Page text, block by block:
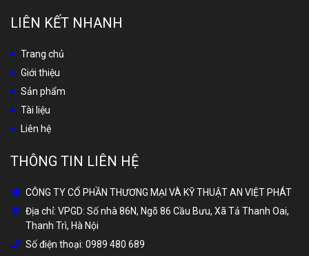
LIÊN KẾT NHANH
Trang chủ
Giới thiệu
Sản phẩm
Tài liệu
Liên hệ
THÔNG TIN LIÊN HỆ
CÔNG TY CỔ PHẦN THƯƠNG MẠI VÀ KỸ THUẬT AN VIỆT PHÁT
Địa chỉ: VPGD: Số nhà 86N, Ngõ 86 Cầu Bưu, Xã Tả Thanh Oai,
Thanh Trì, Hà Nội
Số điện thoại: 0989 480 689